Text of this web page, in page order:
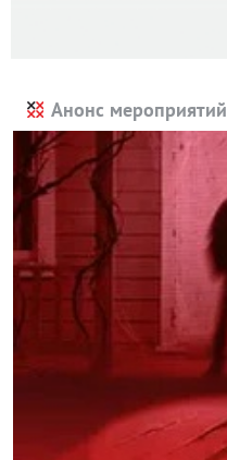
Анонс мероприятий